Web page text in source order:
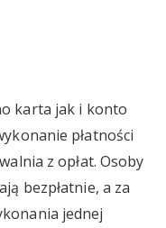
karta jak i konto
płatności
z opłat. Osoby
bezpłatnie, a za
jednej